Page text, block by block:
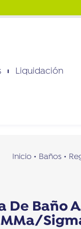
Liquidación
Inicio • Baños •
De Baño A